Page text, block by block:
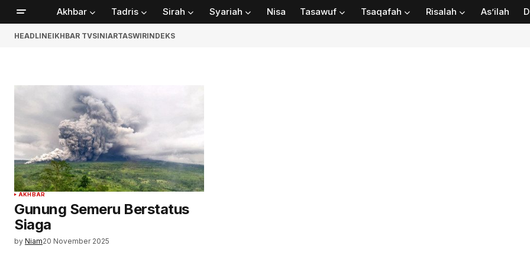
Akhbar Tadris Sirah Syariah Nisa Tasawuf Tsaqafah Risalah As’ilah
HEADLINEIKHBAR TVSINIARTASWIRINDEKS
AKHBAR
Gunung Semeru Berstatus
Siaga
by Niam20 November 2025